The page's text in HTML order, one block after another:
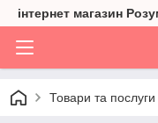
інтернет магазин
Товари та послуги